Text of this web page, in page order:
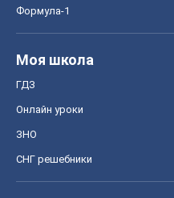
Формула-1
Моя школа
ГДЗ
Онлайн уроки
ЗНО
СНГ решебники